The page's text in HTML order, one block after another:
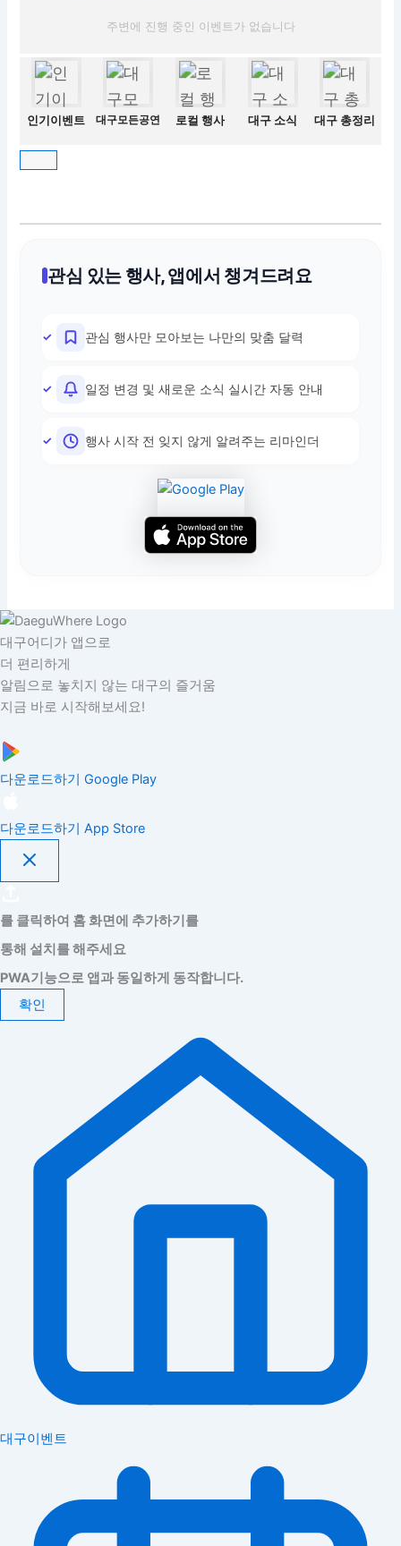
주변에 진행 중인 이벤트가 없습니다
인기이벤트 대구모든공연 로컬 행사 대구 소식 대구 총정리
관심 있는 행사, 앱에서 챙겨드려요
관심 행사만 모아보는 나만의 맞춤 달력
일정 변경 및 새로운 소식 실시간 자동 안내
행사 시작 전 잊지 않게 알려주는 리마인더
대구어디가 앱으로
더 편리하게
알림으로 놓치지 않는 대구의 즐거움
지금 바로 시작해보세요!
다운로드하기 Google Play
다운로드하기 App Store
를 클릭하여 홈 화면에 추가하기를
통해 설치를 해주세요
PWA기능으로 앱과 동일하게 동작합니다.
확인
대구이벤트